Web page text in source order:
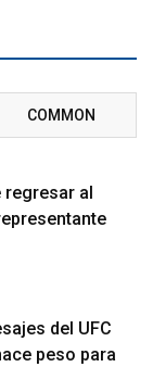
COMMON
regresar al
del UFC
peso para